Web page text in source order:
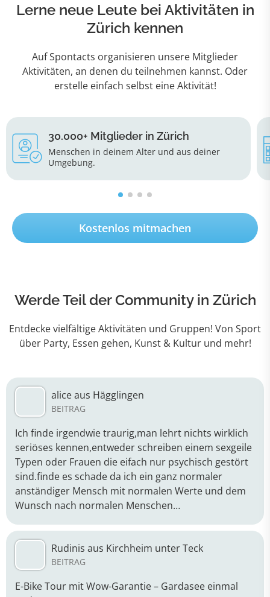
Lerne neue Leute bei Aktivitäten in
Zürich kennen
Auf Spontacts organisieren unsere Mitglieder
Aktivitäten, an denen du teilnehmen kannst. Oder
erstelle einfach selbst eine Aktivität!
30.000+ Mitglieder in Zürich
Menschen in deinem Alter und aus deiner
Umgebung.
Kostenlos mitmachen
Werde Teil der Community in Zürich
Entdecke vielfältige Aktivitäten und Gruppen! Von Sport
über Party, Essen gehen, Kunst & Kultur und mehr!